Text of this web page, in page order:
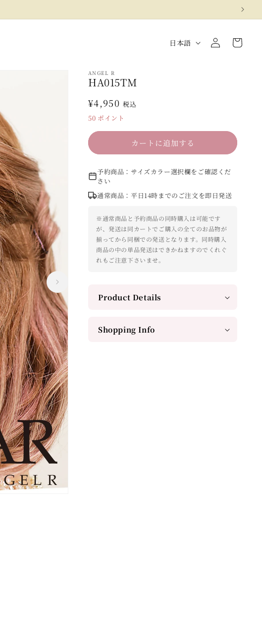
言
日本語 LOGIN
ー
ANGEL R
HA015TM
通
常
価
格
¥4,950税込
50 ポイント
カートに追加する
予約商品：サイズカラー選択欄をご確認くだ
さい
通常商品：平日14時までのご注文を即日発送
※通常商品と予約商品の同時購入は可能です
が、発送は同カートでご購入の全てのお品物が
揃ってから同梱での発送となります。同時購入
商品の中の単品発送はできかねますのでくれぐ
れもご注意下さいませ。
Product Details
Shopping Info